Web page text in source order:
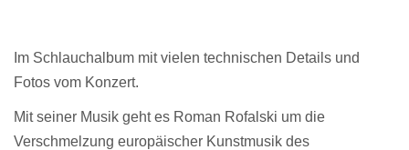
Im Schlauchalbum mit vielen technischen Details und
Fotos vom Konzert.
Mit seiner Musik geht es Roman Rofalski um die
Verschmelzung europäischer Kunstmusik des